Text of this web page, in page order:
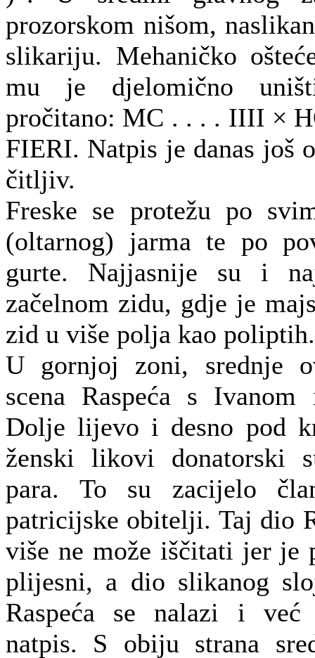
prozorskom nišom,
slikariju. Mehaničko
mu je djelomično
pročitano: MC . . . . IIII ×
FIERI. Natpis je danas još
čitljiv.
Freske se protežu po
(oltarnog) jarma te po
gurte. Najjasnije su i
začelnom zidu, gdje je
zid u više polja kao poliptih.
U gornjoj zoni, srednje
scena Raspeća s
Dolje lijevo i desno pod
ženski likovi donatorski
para. To su zacijelo
patricijske obitelji. Taj dio
više ne može iščitati jer je
plijesni, a dio slikanog
Raspeća se nalazi i već
natpis. S obiju strana